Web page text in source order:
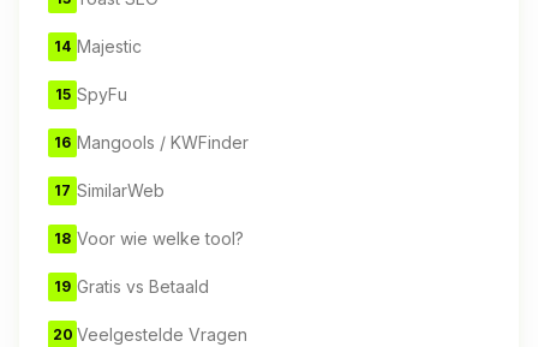
14 Majestic
15 SpyFu
16 Mangools / KWFinder
17 SimilarWeb
18 Voor wie welke tool?
19 Gratis vs Betaald
20 Veelgestelde Vragen